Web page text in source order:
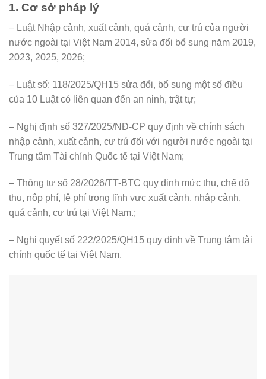
1. Cơ sở pháp lý
– Luật Nhập cảnh, xuất cảnh, quá cảnh, cư trú của người
nước ngoài tại Việt Nam 2014, sửa đổi bổ sung năm 2019,
2023, 2025, 2026;
– Luật số: 118/2025/QH15 sửa đổi, bổ sung một số điều
của 10 Luật có liên quan đến an ninh, trật tự;
– Nghị định số 327/2025/NĐ-CP quy định về chính sách
nhập cảnh, xuất cảnh, cư trú đối với người nước ngoài tại
Trung tâm Tài chính Quốc tế tại Việt Nam;
– Thông tư số 28/2026/TT-BTC quy định mức thu, chế độ
thu, nộp phí, lệ phí trong lĩnh vực xuất cảnh, nhập cảnh,
quá cảnh, cư trú tại Việt Nam.;
– Nghị quyết số 222/2025/QH15 quy định về Trung tâm tài
chính quốc tế tại Việt Nam.